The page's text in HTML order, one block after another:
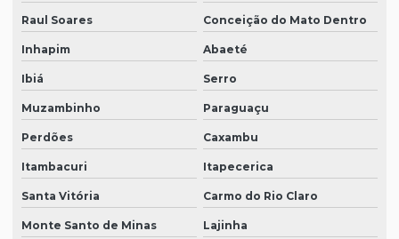
Raul Soares Conceição do Mato Dentro
Inhapim Abaeté
Ibiá Serro
Muzambinho Paraguaçu
Perdões Caxambu
Itambacuri Itapecerica
Santa Vitória Carmo do Rio Claro
Monte Santo de Minas Lajinha